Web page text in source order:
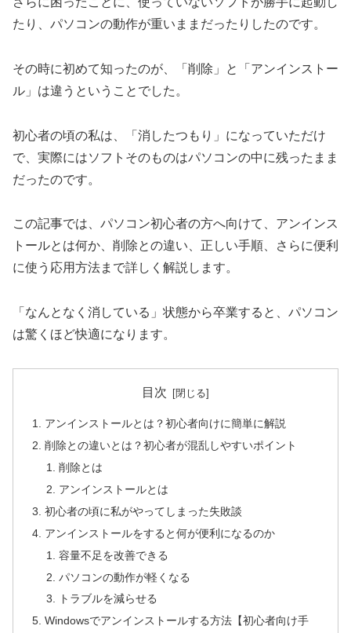
たり、パソコンの動作が重いままだったりしたのです。
その時に初めて知ったのが、「削除」と「アンインストー
ル」は違うということでした。
初心者の頃の私は、「消したつもり」になっていただけ
で、実際にはソフトそのものはパソコンの中に残ったまま
だったのです。
この記事では、パソコン初心者の方へ向けて、アンインス
トールとは何か、削除との違い、正しい手順、さらに便利
に使う応用方法まで詳しく解説します。
「なんとなく消している」状態から卒業すると、パソコン
は驚くほど快適になります。
目次
アンインストールとは？初心者向けに簡単に解説
削除との違いとは？初心者が混乱しやすいポイント
削除とは
アンインストールとは
初心者の頃に私がやってしまった失敗談
アンインストールをすると何が便利になるのか
容量不足を改善できる
パソコンの動作が軽くなる
トラブルを減らせる
Windowsでアンインストールする方法【初心者向け手